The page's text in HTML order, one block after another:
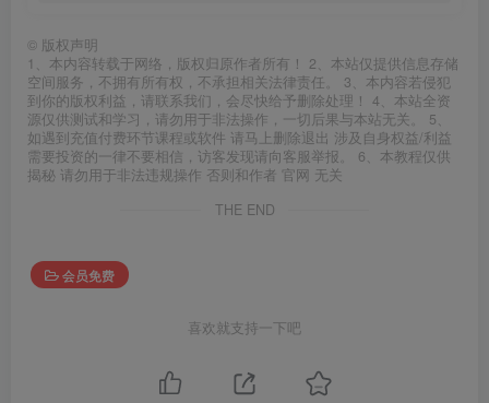
© 版权声明
1、本内容转载于网络，版权归原作者所有！ 2、本站仅提供信息存储
空间服务，不拥有所有权，不承担相关法律责任。 3、本内容若侵犯
到你的版权利益，请联系我们，会尽快给予删除处理！ 4、本站全资
源仅供测试和学习，请勿用于非法操作，一切后果与本站无关。 5、
如遇到充值付费环节课程或软件 请马上删除退出 涉及自身权益/利益
需要投资的一律不要相信，访客发现请向客服举报。 6、本教程仅供
揭秘 请勿用于非法违规操作 否则和作者 官网 无关
THE END
会员免费
喜欢就支持一下吧